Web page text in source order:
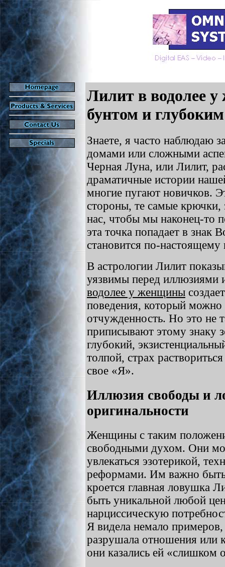
Лилит в водолее
бунтом и
Знаете, я часто наблюдаю
домами или сложными
Черная Луна, или Лилит,
драматичные истории
многие пугают новичков.
стороны, те самые крючки,
нас, чтобы мы наконец-то
эта точка попадает в
становится по-
В астрологии Лилит
уязвимы перед
водолее у женщины
поведения, который
отчужденность. Но это не
приписывают этому знаку
глубокий,
толпой, страх
свое «Я».
Иллюзия свободы и
оригинальности
Женщины с таким
свободными духом. Они
увлекаться эзотерикой,
реформами. Им важно быть
кроется главная ловушка
быть уникальной любой
нарциссическую
Я видела немало примеров,
разрушала отношения или
они казались ей